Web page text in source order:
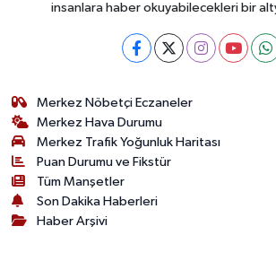
insanlara haber okuyabilecekleri bir
Merkez Nöbetçi Eczaneler
Merkez Hava Durumu
Merkez Trafik Yoğunluk Haritası
Puan Durumu ve Fikstür
Tüm Manşetler
Son Dakika Haberleri
Haber Arşivi